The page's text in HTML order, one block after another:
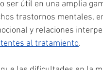
ser útil en una amplia
trastornos mentales,
y relaciones
al tratamiento.